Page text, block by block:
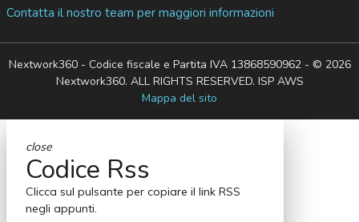
Contatta il nostro team per maggiori informazioni
Nextwork360 - Codice fiscale e Partita IVA 13868590962 - © 2026
Nextwork360. ALL RIGHTS RESERVED. ISP AWS
Mappa del sito
close
Codice Rss
Clicca sul pulsante per copiare il link RSS
negli appunti.